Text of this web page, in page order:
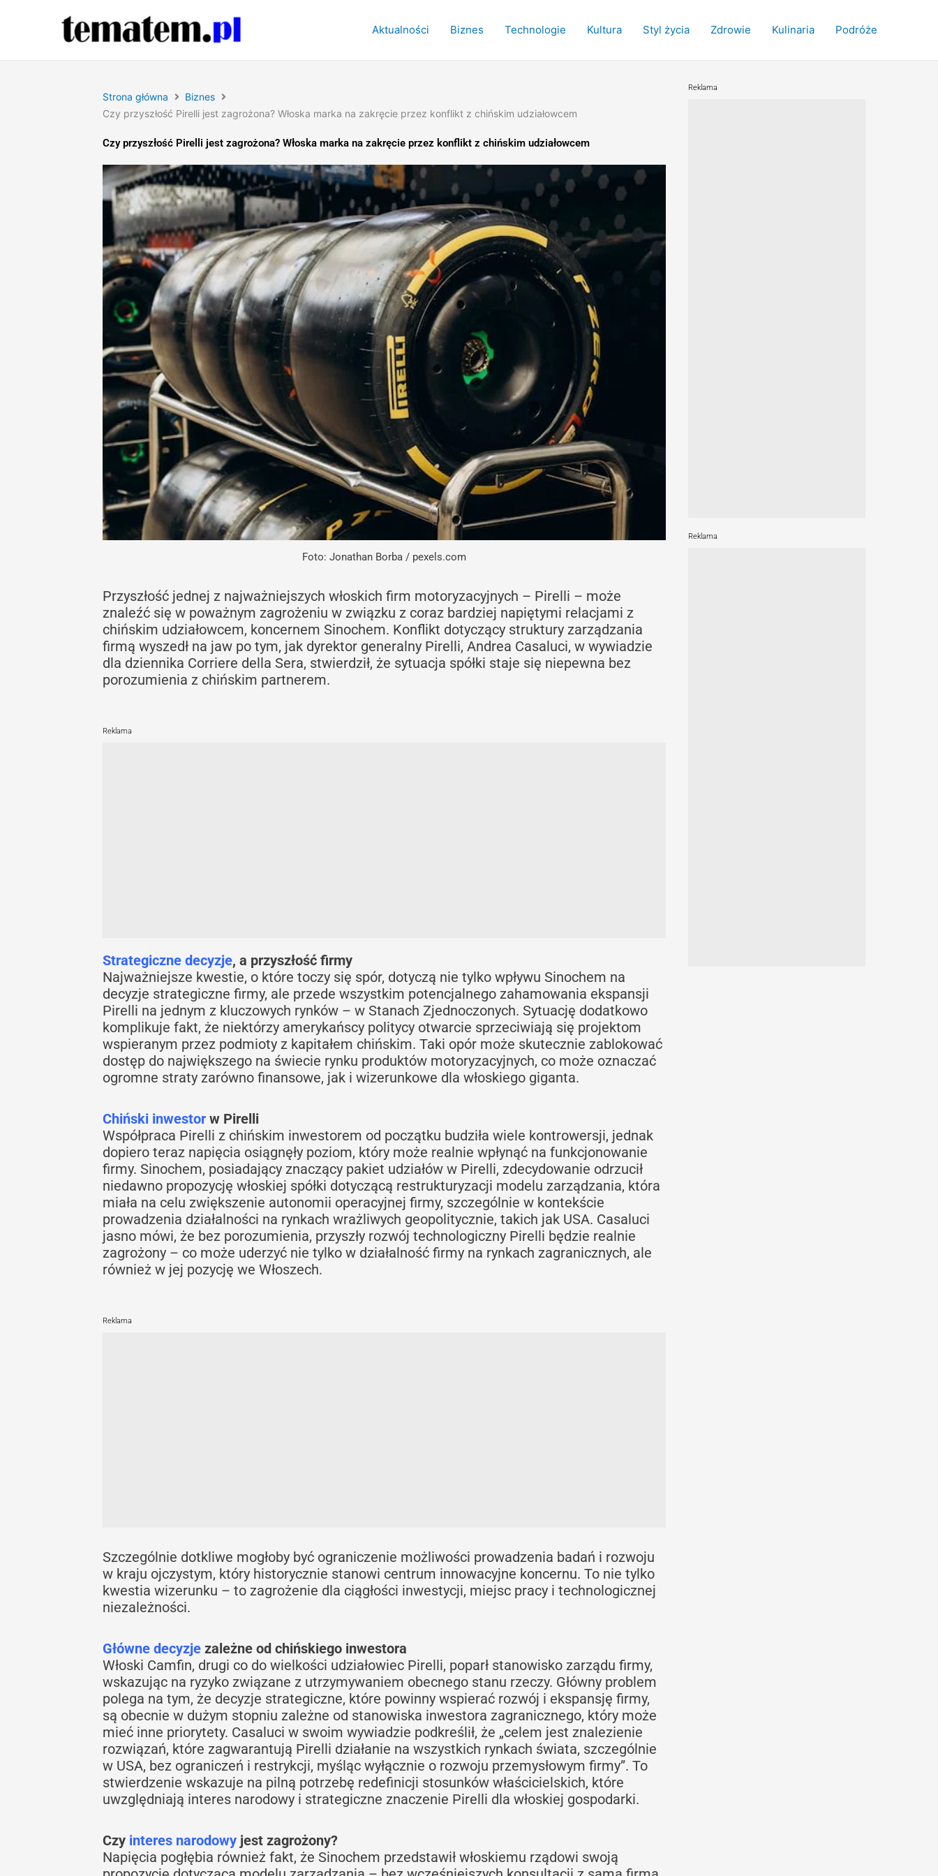
Aktualności Biznes Technologie Kultura Styl życia Zdrowie Kulinaria Podróże
Strona główna
Biznes
Czy przyszłość Pirelli jest zagrożona? Włoska marka na zakręcie przez konflikt z chińskim udziałowcem
Czy przyszłość Pirelli jest zagrożona? Włoska marka na zakręcie przez konflikt z chińskim udziałowcem
Foto: Jonathan Borba / pexels.com
Przyszłość jednej z najważniejszych włoskich firm motoryzacyjnych – Pirelli – może
znaleźć się w poważnym zagrożeniu w związku z coraz bardziej napiętymi relacjami z
chińskim udziałowcem, koncernem Sinochem. Konflikt dotyczący struktury zarządzania
firmą wyszedł na jaw po tym, jak dyrektor generalny Pirelli, Andrea Casaluci, w wywiadzie
dla dziennika Corriere della Sera, stwierdził, że sytuacja spółki staje się niepewna bez
porozumienia z chińskim partnerem.
Reklama
Strategiczne decyzje, a przyszłość firmy
Najważniejsze kwestie, o które toczy się spór, dotyczą nie tylko wpływu Sinochem na
decyzje strategiczne firmy, ale przede wszystkim potencjalnego zahamowania ekspansji
Pirelli na jednym z kluczowych rynków – w Stanach Zjednoczonych. Sytuację dodatkowo
komplikuje fakt, że niektórzy amerykańscy politycy otwarcie sprzeciwiają się projektom
wspieranym przez podmioty z kapitałem chińskim. Taki opór może skutecznie zablokować
dostęp do największego na świecie rynku produktów motoryzacyjnych, co może oznaczać
ogromne straty zarówno finansowe, jak i wizerunkowe dla włoskiego giganta.
Chiński inwestor w Pirelli
Współpraca Pirelli z chińskim inwestorem od początku budziła wiele kontrowersji, jednak
dopiero teraz napięcia osiągnęły poziom, który może realnie wpłynąć na funkcjonowanie
firmy. Sinochem, posiadający znaczący pakiet udziałów w Pirelli, zdecydowanie odrzucił
niedawno propozycję włoskiej spółki dotyczącą restrukturyzacji modelu zarządzania, która
miała na celu zwiększenie autonomii operacyjnej firmy, szczególnie w kontekście
prowadzenia działalności na rynkach wrażliwych geopolitycznie, takich jak USA. Casaluci
jasno mówi, że bez porozumienia, przyszły rozwój technologiczny Pirelli będzie realnie
zagrożony – co może uderzyć nie tylko w działalność firmy na rynkach zagranicznych, ale
również w jej pozycję we Włoszech.
Reklama
Szczególnie dotkliwe mogłoby być ograniczenie możliwości prowadzenia badań i rozwoju
w kraju ojczystym, który historycznie stanowi centrum innowacyjne koncernu. To nie tylko
kwestia wizerunku – to zagrożenie dla ciągłości inwestycji, miejsc pracy i technologicznej
niezależności.
Główne decyzje zależne od chińskiego inwestora
Włoski Camfin, drugi co do wielkości udziałowiec Pirelli, poparł stanowisko zarządu firmy,
wskazując na ryzyko związane z utrzymywaniem obecnego stanu rzeczy. Główny problem
polega na tym, że decyzje strategiczne, które powinny wspierać rozwój i ekspansję firmy,
są obecnie w dużym stopniu zależne od stanowiska inwestora zagranicznego, który może
mieć inne priorytety. Casaluci w swoim wywiadzie podkreślił, że „celem jest znalezienie
rozwiązań, które zagwarantują Pirelli działanie na wszystkich rynkach świata, szczególnie
w USA, bez ograniczeń i restrykcji, myśląc wyłącznie o rozwoju przemysłowym firmy”. To
stwierdzenie wskazuje na pilną potrzebę redefinicji stosunków właścicielskich, które
uwzględniają interes narodowy i strategiczne znaczenie Pirelli dla włoskiej gospodarki.
Czy interes narodowy jest zagrożony?
Napięcia pogłębia również fakt, że Sinochem przedstawił włoskiemu rządowi swoją
Reklama
Reklama